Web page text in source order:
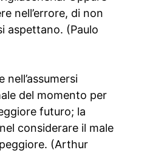
nell’errore, di non
aspettano. (Paulo
del momento per
futuro; la
considerare il male
(Arthur